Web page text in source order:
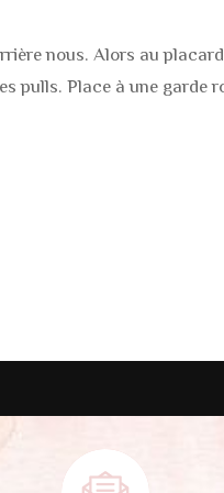
nous. Alors au
pulls. Place à une garde